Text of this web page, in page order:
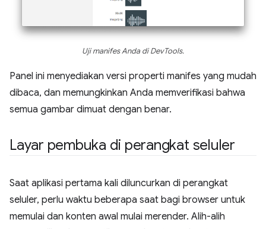
Uji manifes Anda di DevTools.
Panel ini menyediakan versi properti manifes yang mudah
dibaca, dan memungkinkan Anda memverifikasi bahwa
semua gambar dimuat dengan benar.
Layar pembuka di perangkat seluler
Saat aplikasi pertama kali diluncurkan di perangkat
seluler, perlu waktu beberapa saat bagi browser untuk
memulai dan konten awal mulai merender. Alih-alih